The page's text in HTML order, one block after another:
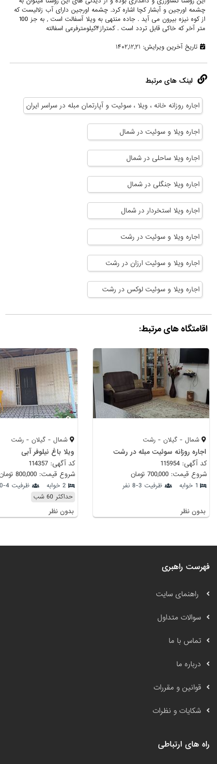
چشمه اورجین و آبشار کچا اشاره کرد. چشمه اورجین دارای آب زلالیست که
از کوه نیزه بیرون می آید . جاده منتهی به ویلا آسفالت است , به جز 100
متر آخر که خاکی قابل تردد است . کمتراز۴کیلومترفرعی اسفالته
تاریخ آخرین ویرایش: ۱۴۰۲,۱۲,۲۱
لینک های مرتبط
اجاره روزانه خانه ، ویلا ، سوئیت و آپارتمان مبله در سراسر ایران
اجاره ویلا و سوئیت در شمال
اجاره ویلا ساحلی در شمال
اجاره ویلا جنگلی در شمال
اجاره ویلا استخردار در شمال
اجاره ویلا و سوئیت در رشت
اجاره ویلا و سوئیت ارزان در رشت
اجاره ویلا و سوئیت لوکس در رشت
اقامتگاه های مرتبط:
شمال - گیلان - رشت
اجاره روزانه سوئیت مبله در رشت
کد آگهی: 115954
شروع قیمت: 700,000 تومان
1 خوابه ظرفیت 3-8 نفر
بدون نظر
شمال - گیلان - رشت
ویلا باغ نیلوفر آبی
کد آگهی: 114357
شروع قیمت: 800,000 تومان
2 خوابه
ظرفیت 4-10 نفر
حداکثر 60 شب
بدون نظر
فهرست راهبری
راهنمای سایت
سوالات متداول
تماس با ما
درباره ما
قوانین و مقررات
شکایات و نظرات
راه های ارتباطی